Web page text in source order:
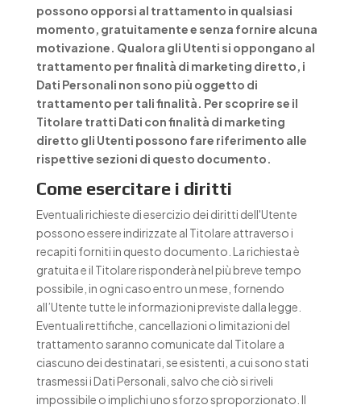
possono opporsi al trattamento in qualsiasi
momento, gratuitamente e senza fornire alcuna
motivazione. Qualora gli Utenti si oppongano al
trattamento per finalità di marketing diretto, i
Dati Personali non sono più oggetto di
trattamento per tali finalità. Per scoprire se il
Titolare tratti Dati con finalità di marketing
diretto gli Utenti possono fare riferimento alle
rispettive sezioni di questo documento.
Come esercitare i diritti
Eventuali richieste di esercizio dei diritti dell'Utente
possono essere indirizzate al Titolare attraverso i
recapiti forniti in questo documento. La richiesta è
gratuita e il Titolare risponderà nel più breve tempo
possibile, in ogni caso entro un mese, fornendo
all’Utente tutte le informazioni previste dalla legge.
Eventuali rettifiche, cancellazioni o limitazioni del
trattamento saranno comunicate dal Titolare a
ciascuno dei destinatari, se esistenti, a cui sono stati
trasmessi i Dati Personali, salvo che ciò si riveli
impossibile o implichi uno sforzo sproporzionato. Il